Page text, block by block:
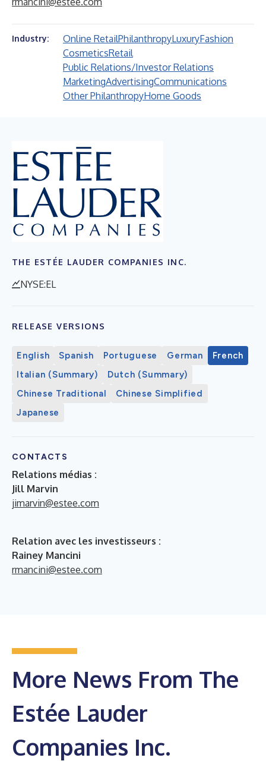
Industry: Online RetailPhilanthropyLuxuryFashion
CosmeticsRetail
Public Relations/Investor Relations
MarketingAdvertisingCommunications
Other PhilanthropyHome Goods
THE ESTÉE LAUDER COMPANIES INC.
NYSE:EL
RELEASE VERSIONS
English Spanish Portuguese German
French
Italian (Summary)
Dutch (Summary)
Chinese Traditional
Chinese Simplified
Japanese
CONTACTS
Relations médias :
Jill Marvin
jimarvin@estee.com
Relation avec les investisseurs :
Rainey Mancini
rmancini@estee.com
More News From The
Estée Lauder
Companies Inc.